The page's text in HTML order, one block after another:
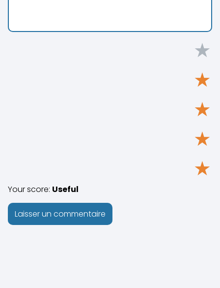
★
★
★
★
★
Your score: Useful